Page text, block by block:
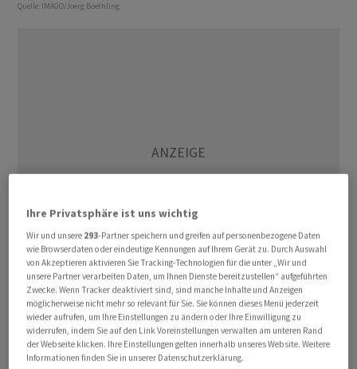
Quelle: IMAGO/Joerg Boethling
Die Behörden gaben grünes Licht für den Bau von nur
135'200 Einheiten, wie das Statistische Bundesamt am
Freitag mitteilte. Dies waren 50'600 oder 27,2 Prozent
weniger als im ersten Halbjahr 2022. Allein im Juni gab es
Ihre Privatsphäre ist uns wichtig
Wir und unsere 293-Partner speichern und greifen auf personenbezogene Daten
wie Browserdaten oder eindeutige Kennungen auf Ihrem Gerät zu. Durch Auswahl
von Akzeptieren aktivieren Sie Tracking-Technologien für die unter „Wir und
unsere Partner verarbeiten Daten, um Ihnen Dienste bereitzustellen“ aufgeführten
Zwecke. Wenn Tracker deaktiviert sind, sind manche Inhalte und Anzeigen
möglicherweise nicht mehr so relevant für Sie. Sie können dieses Menü jederzeit
wieder aufrufen, um Ihre Einstellungen zu ändern oder Ihre Einwilligung zu
widerrufen, indem Sie auf den Link Voreinstellungen verwalten am unteren Rand
der Webseite klicken. Ihre Einstellungen gelten innerhalb unseres Website. Weitere
Informationen finden Sie in unserer Datenschutzerklärung.